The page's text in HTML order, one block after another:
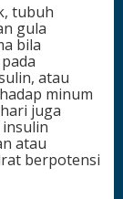
tubuh
gula
bila
atau
minum
juga
atau
berpotensi